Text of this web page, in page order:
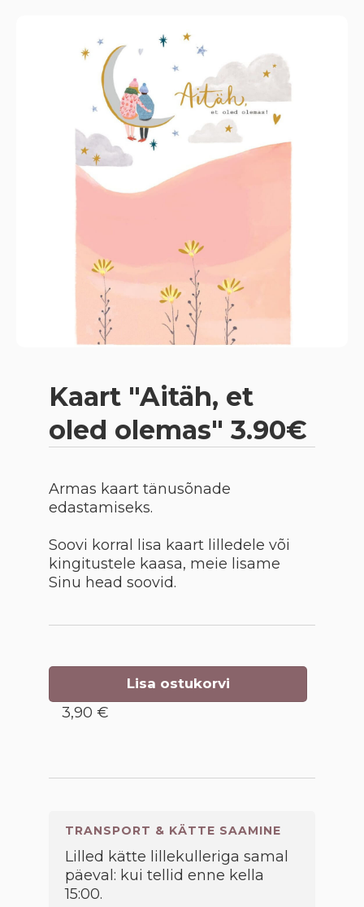
Kaart "Aitäh, et
oled olemas" 3.90€
Armas kaart tänusõnade
edastamiseks.
Soovi korral lisa kaart lilledele või
kingitustele kaasa, meie lisame
Sinu head soovid.
Lisa ostukorvi
3,90 €
TRANSPORT & KÄTTE SAAMINE
Lilled kätte lillekulleriga samal
päeval: kui tellid enne kella
15:00.